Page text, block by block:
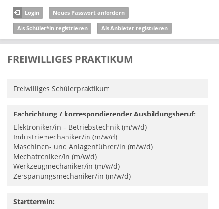
Direkt zum Inhalt
Login Neues Passwort anfordern
Als Schüler*in registrieren Als Anbieter registrieren
FREIWILLIGES PRAKTIKUM
Freiwilliges Schülerpraktikum
Fachrichtung / korrespondierender Ausbildungsberuf:
Elektroniker/in – Betriebstechnik (m/w/d)
Industriemechaniker/in (m/w/d)
Maschinen- und Anlagenführer/in (m/w/d)
Mechatroniker/in (m/w/d)
Werkzeugmechaniker/in (m/w/d)
Zerspanungsmechaniker/in (m/w/d)
Starttermin: